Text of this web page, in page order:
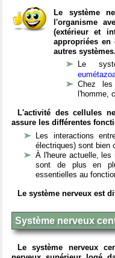
Le système
l'organisme
(extérieur et
appropriées
autres systèmes.
Le
Chez
l'homme,
L'activité des cellules
assure les différentes
Les interactions
électriques) sont bien
À l'heure actuelle, les
sont de plus en
essentielles au
Le système nerveux est
Système nerveux
Le système nerveux